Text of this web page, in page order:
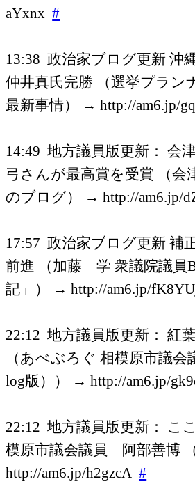
aYxnx #
13:38 政治家ブログ更新 沖
仲井真氏完勝 （選挙プラン
最新事情） → http://am6.jp/g
14:49 地方議員版更新： 会
弓さんが最高賞を受賞 （会
のブログ） → http://am6.jp/d
17:57 政治家ブログ更新 補
前進 （加藤 学 衆議院議員
記」） → http://am6.jp/f
22:12 地方議員版更新： 紅
（あべぶろぐ 相模原市議
log版）） → http://am6.jp/g
22:12 地方議員版更新： こ
模原市議会議員 阿部善博
http://am6.jp/h2gzcA #